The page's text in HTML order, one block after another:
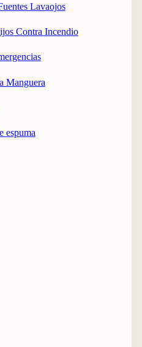
Lavaojos
Contra Incendio
Manguera
espuma